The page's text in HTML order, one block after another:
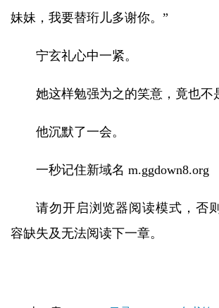
妹妹，我要替珩儿多谢你。”
宁玄礼心中一紧。
她这样勉强为之的笑意，竟也不
他沉默了一会。
一秒记住新域名 m.ggdown8.org
请勿开启浏览器阅读模式，否
容缺失及无法阅读下一章。